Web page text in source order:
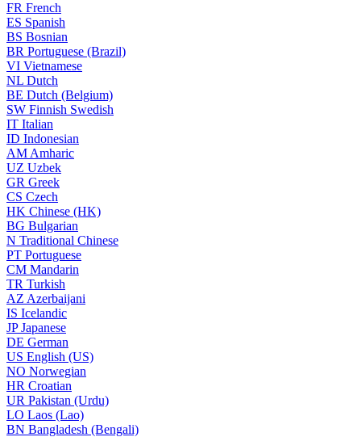
FR French
ES Spanish
BS Bosnian
BR Portuguese (Brazil)
VI Vietnamese
NL Dutch
BE Dutch (Belgium)
SW Finnish Swedish
IT Italian
ID Indonesian
AM Amharic
UZ Uzbek
GR Greek
CS Czech
HK Chinese (HK)
BG Bulgarian
N Traditional Chinese
PT Portuguese
CM Mandarin
TR Turkish
AZ Azerbaijani
IS Icelandic
JPJapanese
DE German
US English (US)
NO Norwegian
HR Croatian
UR Pakistan (Urdu)
LO Laos (Lao)
BN Bangladesh (Bengali)